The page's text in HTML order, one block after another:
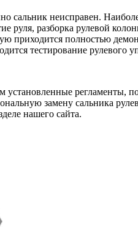
сальник неисправен.
руля, разборка рулевой
приходится полностью
тестирование рулевого
установленные регламенты,
замену сальника
нашего сайта.